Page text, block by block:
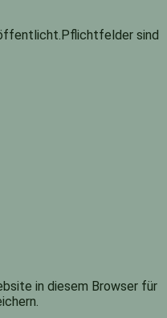
sind
in diesem Browser für